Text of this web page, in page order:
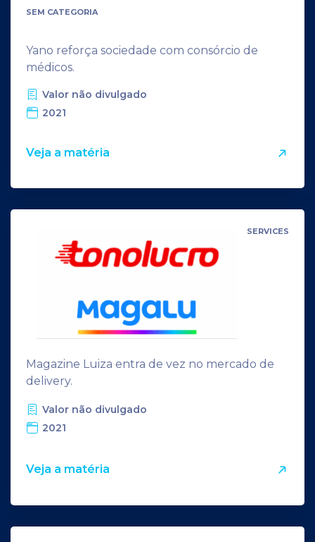
SEM CATEGORIA
Yano reforça sociedade com consórcio de
médicos.
Valor não divulgado
2021
Veja a matéria
SERVICES
Magazine Luiza entra de vez no mercado de
delivery.
Valor não divulgado
2021
Veja a matéria